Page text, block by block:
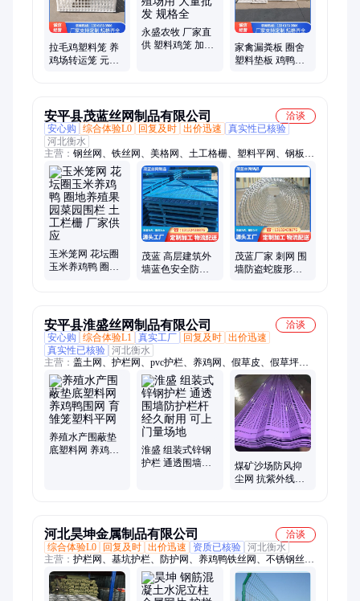
拉毛鸡塑料笼 养
鸡场转运笼 元宝
永盛农牧 厂家直
供 塑料鸡笼 加厚
家禽漏粪板 圈舍
塑料垫板 鸡鸭鹅
安平县茂蓝丝网制品有限公司
洽谈
安心购
综合体验L0 回复及时 出价迅速
真实性已核验
河北衡水
主营： 钢丝网、铁丝网、美格网、土工格栅、塑料平网、钢板
网、护栏网、荷兰网、电焊网、镀锌网片、轧花网、筛网、过滤
网、防护网、钢格板、铝合金美格网、刺绳、刺网、龟甲网、锌
钢护栏网、丝网深加工、双边护栏网、石笼网、球场护栏网、排
水板
玉米笼网 花坛圈
玉米养鸡鸭 圈地
茂蓝 高层建筑外
墙蓝色安全防护
茂蓝厂家 刺网 围
墙防盗蛇腹形钢
安平县淮盛丝网制品有限公司
洽谈
安心购
综合体验L1 真实工厂 回复及时 出价迅速
真实性已核验 河北衡水
主营： 盖土网、护栏网、pvc护栏、养鸡网、假草皮、假草坪、
穿孔板、草坪网、冲孔板、密目网、围栏网、防尘网、铁丝网、
荷兰网、伪装网、护栏板、pvc围栏、工地盖土防尘网
养殖水产围蔽垫
底塑料网 养鸡鸭
淮盛 组装式锌钢
护栏 通透围墙防
煤矿沙场防风抑
尘网 抗紫外线挡
河北昊坤金属制品有限公司
洽谈
综合体验L0
回复及时 出价迅速 资质已核验 河北衡水
主营： 护栏网、基坑护栏、防护网、养鸡鸭铁丝网、不锈钢丝
网、过滤网、围挡、金属丝网